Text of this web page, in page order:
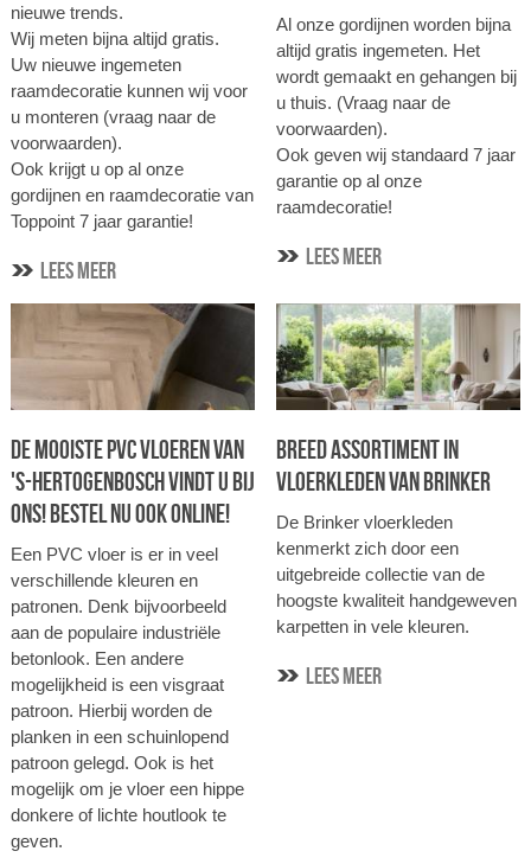
nieuwe trends.
Wij meten bijna altijd gratis.
Uw nieuwe ingemeten
raamdecoratie kunnen wij voor
u monteren (vraag naar de
voorwaarden).
Ook krijgt u op al onze
gordijnen en raamdecoratie van
Toppoint 7 jaar garantie!
lees meer
Al onze gordijnen worden bijna
altijd gratis ingemeten. Het
wordt gemaakt en gehangen bij
u thuis. (Vraag naar de
voorwaarden).
Ook geven wij standaard 7 jaar
garantie op al onze
raamdecoratie!
lees meer
DE MOOISTE PVC VLOEREN VAN
'S-HERTOGENBOSCH VINDT U BIJ
ONS! BESTEL NU OOK ONLINE!
Een PVC vloer is er in veel
verschillende kleuren en
patronen. Denk bijvoorbeeld
aan de populaire industriële
betonlook. Een andere
mogelijkheid is een visgraat
patroon. Hierbij worden de
planken in een schuinlopend
patroon gelegd. Ook is het
mogelijk om je vloer een hippe
donkere of lichte houtlook te
geven.
BREED ASSORTIMENT IN
VLOERKLEDEN VAN BRINKER
De Brinker vloerkleden
kenmerkt zich door een
uitgebreide collectie van de
hoogste kwaliteit handgeweven
karpetten in vele kleuren.
lees meer